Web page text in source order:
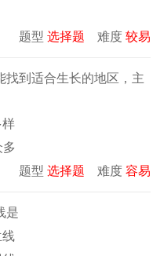
题型 选择题 难度 较易
找到适合生长的地区，主
样
多
题型 选择题 难度 容易
是